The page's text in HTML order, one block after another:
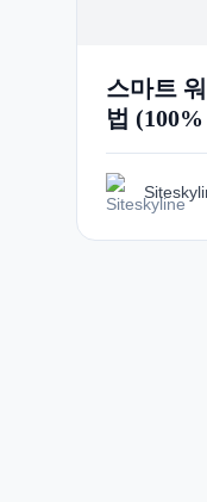
스마트
법